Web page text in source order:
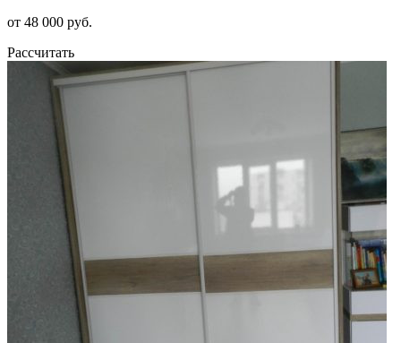
от 48 000 руб.
Рассчитать